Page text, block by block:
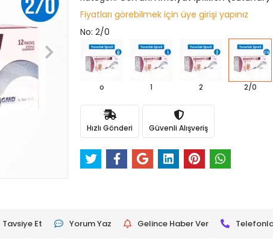
Fiyatları görebilmek için üye girişi yapınız
No: 2/0
o 1 2 2/0
Hızlı Gönderi Güvenli Alışveriş
Tavsiye Et Yorum Yaz Gelince Haber Ver